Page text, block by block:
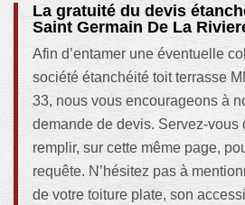
La gratuité du devis
Saint Germain De La
Afin d’entamer une éventuelle
société étanchéité toit terrasse
33, nous vous encourageons à
demande de devis. Servez-vous
remplir, sur cette même page,
requête. N’hésitez pas à
de votre toiture plate, son